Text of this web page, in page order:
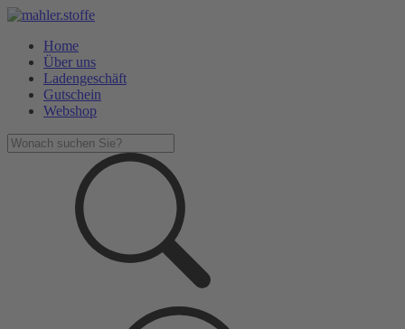
Home
Über uns
Ladengeschäft
Gutschein
Webshop